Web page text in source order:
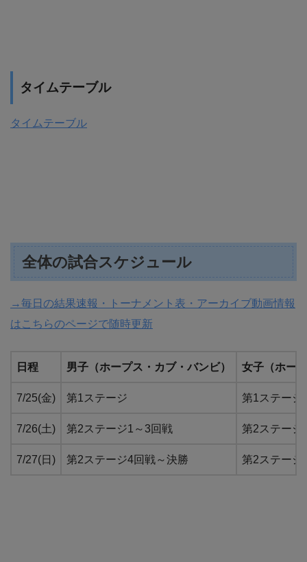
タイムテーブル
タイムテーブル
全体の試合スケジュール
→毎日の結果速報・トーナメント表・アーカイブ動画情報
はこちらのページで随時更新
日程 男子（ホープス・カブ・バンビ） 女子（ホー
7/25(金) 第1ステージ 第1ステージ
7/26(土) 第2ステージ1～3回戦 第2ステージ
7/27(日) 第2ステージ4回戦～決勝 第2ステージ